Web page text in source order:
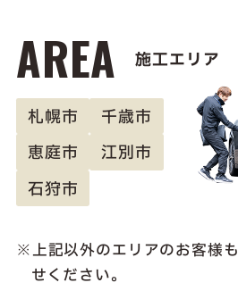
AREA 施工エリア
札幌市
千歳市
恵庭市
江別市
石狩市
上記以外のエリアのお客様も
せください。